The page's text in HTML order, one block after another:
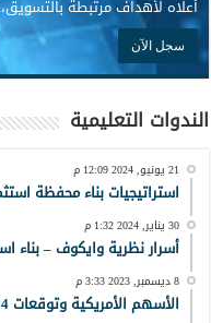
أعلاه لأهداف مرتبطة
الندوات التعليمية
21 يونيو, 2024 12:09 م
استراتيجيات بناء محفظة
30 يناير, 2024 1:32 م
أسرار نظرية وايكوف – بناء
8 ديسمبر, 2023 3:33 م
الأسهم الأمريكية وتوقعات 2024 – استراتيجيات وفرص أهم 5 أسهم